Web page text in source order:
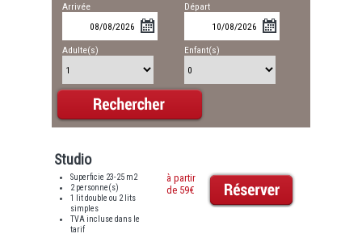
Arrivée Départ
Adulte(s) Enfant(s)
Studio
Superficie 23-25 m2
2 personne(s)
1 lit double ou 2 lits
simples
TVA incluse dans le
tarif
à partir
de 59€